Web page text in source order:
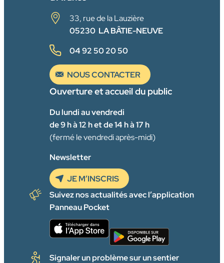
33, rue de la Lauzière
05230 LA BÂTIE-NEUVE
04 92 50 20 50
NOUS CONTACTER
Ouverture et accueil du public
Du lundi au vendredi
de 9 h à 12 h et de 14 h à 17 h
(fermé le vendredi après-midi)
Newsletter
JE M’INSCRIS
Suivez nos actualités avec l’application
Panneau Pocket
Signaler un problème sur un sentier